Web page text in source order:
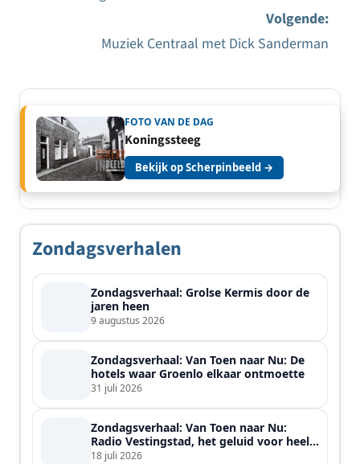
Bericht
navigatie
Volgende:
Muziek Centraal met Dick Sanderman
FOTO VAN DE DAG
Koningssteeg
Bekijk op Scherpinbeeld →
Zondagsverhalen
Zondagsverhaal: Grolse Kermis door de
jaren heen
9 augustus 2026
Zondagsverhaal: Van Toen naar Nu: De
hotels waar Groenlo elkaar ontmoette
31 juli 2026
Zondagsverhaal: Van Toen naar Nu:
Radio Vestingstad, het geluid voor heel
de streek
18 juli 2026